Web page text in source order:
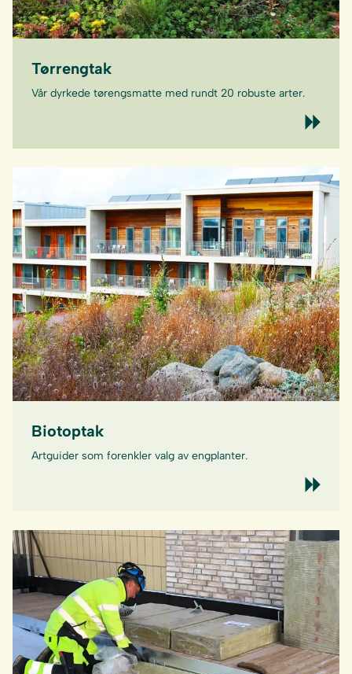
Tørrengtak
Vår dyrkede tørengsmatte med rundt 20 robuste arter.
Biotoptak
Artguider som forenkler valg av engplanter.